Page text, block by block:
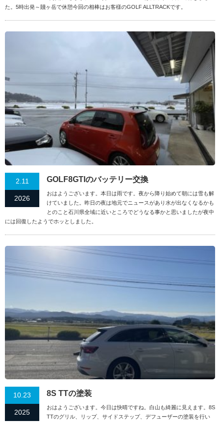
た。5時出発～賤ヶ岳で休憩今回の相棒はお客様のGOLF ALLTRACKです。
2.11
2026
GOLF8GTIのバッテリー交換
おはようございます。本日は雨です。夜から降り始めて朝には雪も解
けていました。昨日の夜は地元でニュースがあり水が出なくなるかも
とのこと石川県全域に近いところでどうなる事かと思いましたが夜中
には回復したようでホッとしました。
10.23
2025
8S TTの塗装
おはようございます。今日は快晴ですね。白山も綺麗に見えます。8S
TTのグリル、リップ、サイドステップ、デフューザーの塗装を行い